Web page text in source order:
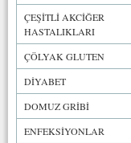
ÇEŞİTLİ AKCİĞER
HASTALIKLARI
ÇÖLYAK GLUTEN
DİYABET
DOMUZ GRİBİ
ENFEKSİYONLAR